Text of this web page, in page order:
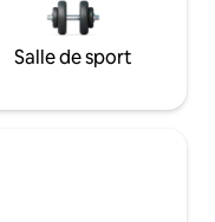
Salle de sport